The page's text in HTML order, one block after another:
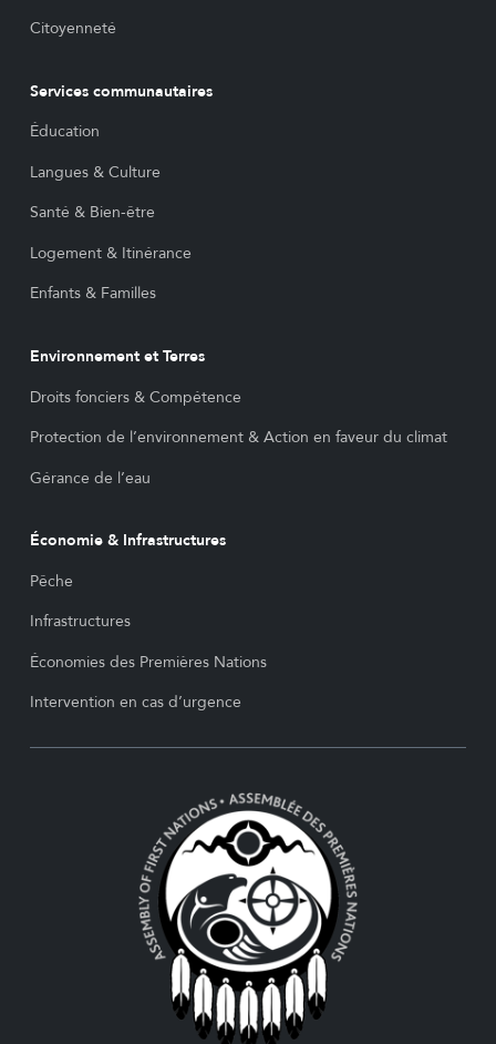
Citoyenneté
Services communautaires
Éducation
Langues & Culture
Santé & Bien-être
Logement & Itinérance
Enfants & Familles
Environnement et Terres
Droits fonciers & Compétence
Protection de l’environnement & Action en faveur du climat
Gérance de l’eau
Économie & Infrastructures
Pêche
Infrastructures
Économies des Premières Nations
Intervention en cas d’urgence